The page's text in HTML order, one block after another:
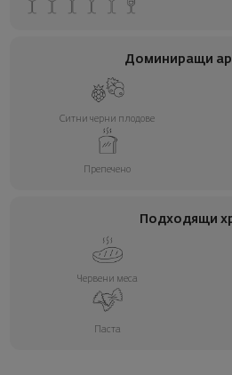
Доминиращи
Ситни черни плодове
Препечено
Подходящи
Червени меса
Паста